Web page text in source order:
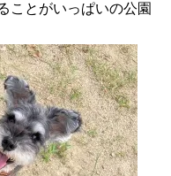
ことがいっぱいの公園